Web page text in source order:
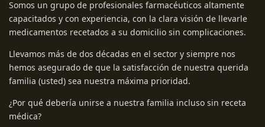
Somos un grupo de profesionales farmacéuticos altamente
capacitados y con experiencia, con la clara visión de llevarle
medicamentos recetados a su domicilio sin complicaciones.
Llevamos más de dos décadas en el sector y siempre nos
hemos asegurado de que la satisfacción de nuestra querida
familia (usted) sea nuestra máxima prioridad.
¿Por qué debería unirse a nuestra familia incluso sin receta
médica?